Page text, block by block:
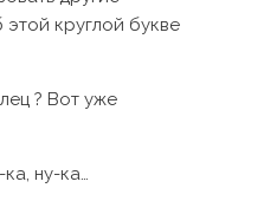
круглой букве
? Вот уже
ка, ну-ка…